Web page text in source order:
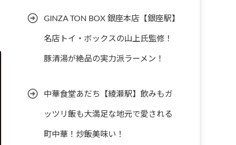
GINZA TON BOX 銀座本店【銀座駅】
名店トイ・ボックスの山上氏監修！
豚清湯が絶品の実力派ラーメン！
中華食堂あだち【綾瀬駅】飲みもガ
ッツリ飯も大満足な地元で愛される
町中華！炒飯美味い！